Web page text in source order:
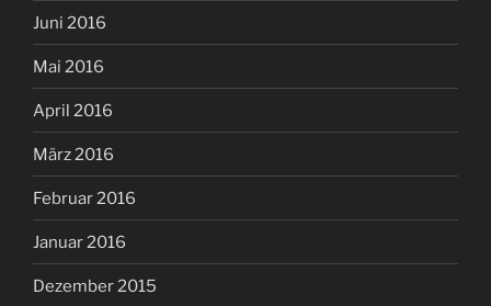
Juni 2016
Mai 2016
April 2016
März 2016
Februar 2016
Januar 2016
Dezember 2015